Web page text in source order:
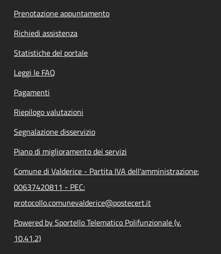
Prenotazione appuntamento
Richiedi assistenza
Statistiche del portale
Leggi le FAQ
Pagamenti
Riepilogo valutazioni
Segnalazione disservizio
Piano di miglioramento dei servizi
Comune di Valderice - Partita IVA dell'amministrazione:
00637420811 - PEC:
protocollo.comunevalderice@postecert.it
Powered by Sportello Telematico Polifunzionale (v.
10.41.2)